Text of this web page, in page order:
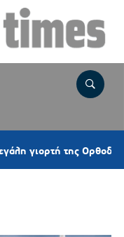
Ορθοδοξίας και τα